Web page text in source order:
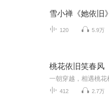
雪小禅《她依旧》
120 5.9万
桃花依旧笑春风
412 2.7万